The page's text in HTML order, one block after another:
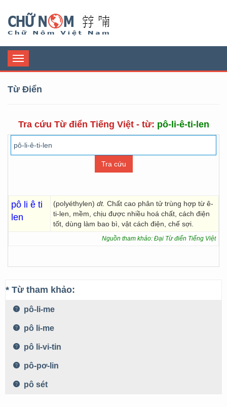
Toggle
navigation
Từ Điển
Tra cứu Từ điển Tiếng Việt - từ: pô-li-ê-ti-len
pô li ê ti
len
(polyéthylen) dt. Chất cao phân tử trùng hợp từ ê-
ti-len, mềm, chịu được nhiều hoá chất, cách điện
tốt, dùng làm bao bì, vật cách điện, chế sợi.
Nguồn tham khảo: Đại Từ điển Tiếng Việt
* Từ tham khảo:
pô-li-me
pô li-me
pô li-vi-tin
pô-pơ-lin
pô sét